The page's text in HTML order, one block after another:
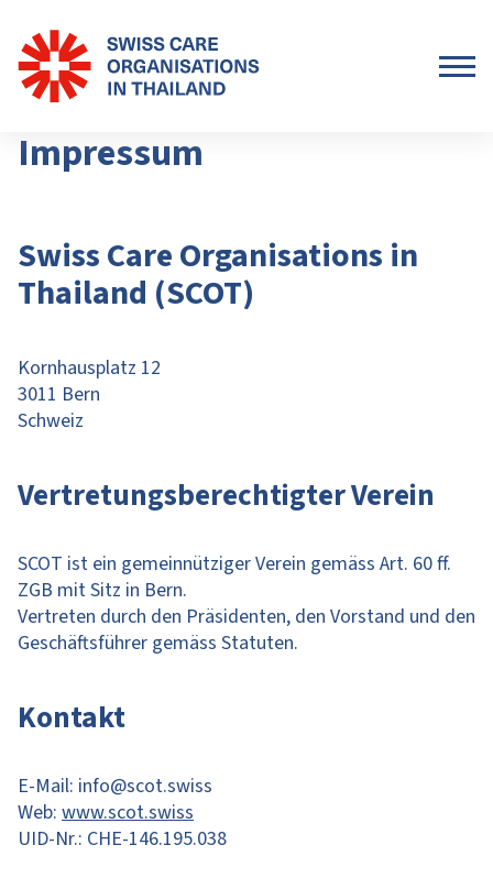
Impressum
Swiss Care Organisations in
Thailand (SCOT)
Kornhausplatz 12
3011 Bern
Schweiz
Vertretungsberechtigter Verein
SCOT ist ein gemeinnütziger Verein gemäss Art. 60 ff.
ZGB mit Sitz in Bern.
Vertreten durch den Präsidenten, den Vorstand und den
Geschäftsführer gemäss Statuten.
Kontakt
E-Mail: info@scot.swiss
Web: www.scot.swiss
UID-Nr.: CHE-146.195.038